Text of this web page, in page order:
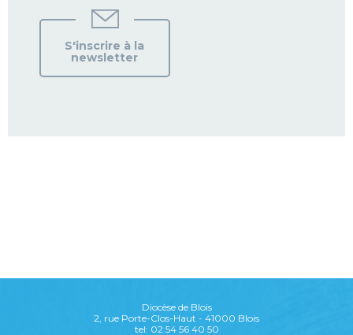
S'inscrire à la
newsletter
Diocèse de Blois
2, rue Porte-Clos-Haut - 41000 Blois
tel: 02 54 56 40 50